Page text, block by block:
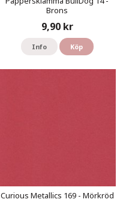
Brons
9,90 kr
Info Köp
Curious Metallics 169 - Mörkröd